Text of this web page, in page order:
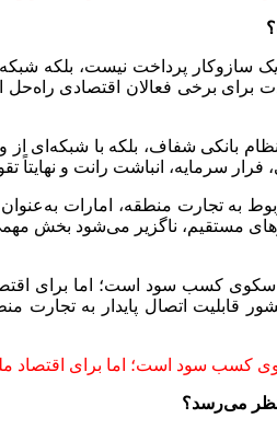
پرداخت نیست، بلکه
برای برخی فعالان اقتصادی
نظام بانکی شفاف، بلکه با
سرمایه، انباشت رانت و نهایتاً
به تجارت منطقه، امارات
مستقیم، ناگزیر می‌شود بخش
سکوی کسب سود است؛ اما برای
قابلیت اتصال پایدار به تجارت
کسب سود است؛ اما برای